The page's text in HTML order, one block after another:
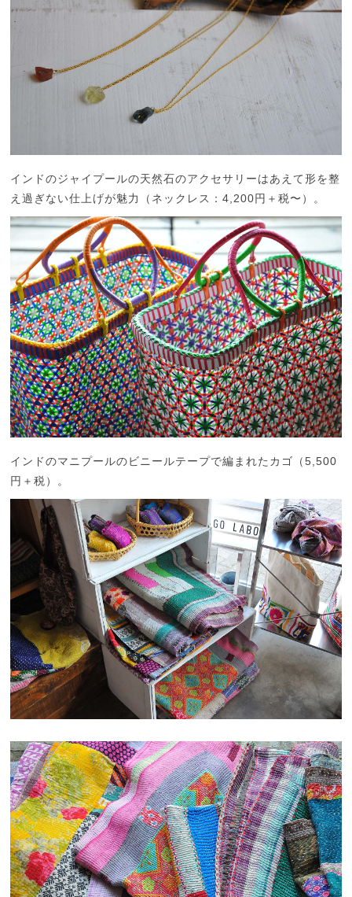
インドのジャイプールの天然石のアクセサリーはあえて形を整
え過ぎない仕上げが魅力（ネックレス：4,200円＋税〜）。
インドのマニプールのビニールテープで編まれたカゴ（5,500
円＋税）。